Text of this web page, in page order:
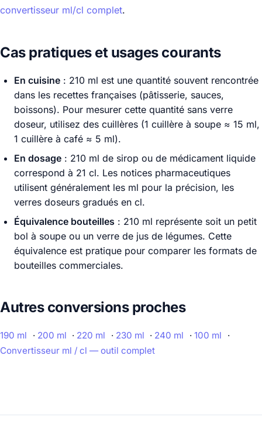
convertisseur ml/cl complet.
Cas pratiques et usages courants
En cuisine : 210 ml est une quantité souvent rencontrée
dans les recettes françaises (pâtisserie, sauces,
boissons). Pour mesurer cette quantité sans verre
doseur, utilisez des cuillères (1 cuillère à soupe ≈ 15 ml,
1 cuillère à café ≈ 5 ml).
En dosage : 210 ml de sirop ou de médicament liquide
correspond à 21 cl. Les notices pharmaceutiques
utilisent généralement les ml pour la précision, les
verres doseurs gradués en cl.
Équivalence bouteilles : 210 ml représente soit un petit
bol à soupe ou un verre de jus de légumes. Cette
équivalence est pratique pour comparer les formats de
bouteilles commerciales.
Autres conversions proches
190 ml · 200 ml · 220 ml · 230 ml · 240 ml · 100 ml
·
Convertisseur ml / cl — outil complet